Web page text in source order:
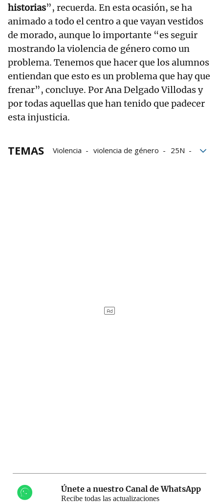
historias”, recuerda. En esta ocasión, se ha
animado a todo el centro a que vayan vestidos
de morado, aunque lo importante “es seguir
mostrando la violencia de género como un
problema. Tenemos que hacer que los alumnos
entiendan que esto es un problema que hay que
frenar”, concluye. Por Ana Delgado Villodas y
por todas aquellas que han tenido que padecer
esta injusticia.
TEMAS Violencia violencia de género
25N
Únete a nuestro Canal de WhatsApp
Recibe todas las actualizaciones